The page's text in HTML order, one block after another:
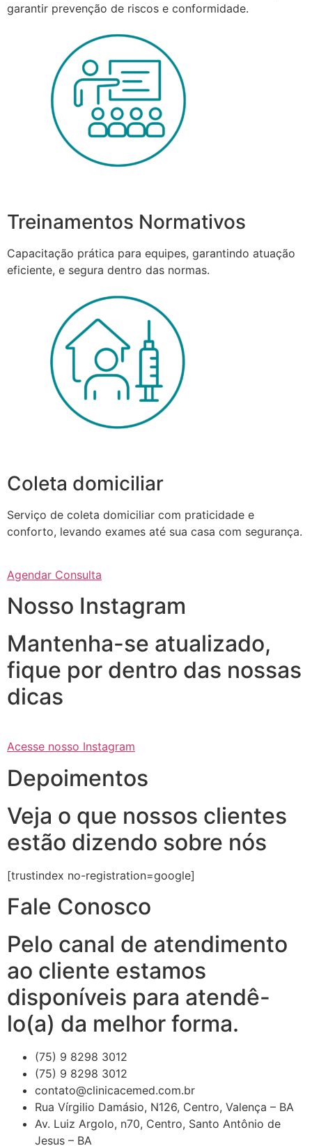
garantir prevenção de riscos e conformidade.
Treinamentos Normativos
Capacitação prática para equipes, garantindo atuação
eficiente, e segura dentro das normas.
Coleta domiciliar
Serviço de coleta domiciliar com praticidade e
conforto, levando exames até sua casa com segurança.
Agendar Consulta
Nosso Instagram
Mantenha-se atualizado,
fique por dentro das nossas
dicas
Acesse nosso Instagram
Depoimentos
Veja o que nossos clientes
estão dizendo sobre nós
[trustindex no-registration=google]
Fale Conosco
Pelo canal de atendimento
ao cliente estamos
disponíveis para atendê-
lo(a) da melhor forma.
(75) 9 8298 3012
(75) 9 8298 3012
contato@clinicacemed.com.br
Rua Vírgilio Damásio, N126, Centro, Valença – BA
Av. Luiz Argolo, n70, Centro, Santo Antônio de
Jesus – BA